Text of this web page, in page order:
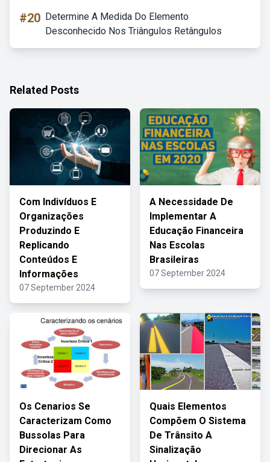
#20 Determine A Medida Do Elemento
Desconhecido Nos Triângulos Retângulos
Related Posts
Com Indivíduos E
Organizações
Produzindo E
Replicando
Conteúdos E
Informações
07 September 2024
A Necessidade De
Implementar A
Educação Financeira
Nas Escolas
Brasileiras
07 September 2024
Os Cenarios Se
Caracterizam Como
Bussolas Para
Direcionar As
Quais Elementos
Compõem O Sistema
De Trânsito A
Sinalização